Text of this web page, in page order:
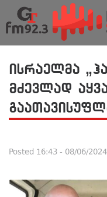
ისრაელმა
მძევლად
Posted 16:43 - 08/06/2024